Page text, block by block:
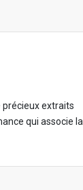
précieux extraits
qui associe la